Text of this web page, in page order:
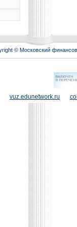
© Московский
vuz.edunetwork.ru